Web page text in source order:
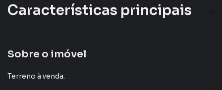
Características principais
Sobre o imóvel
Terreno à venda.